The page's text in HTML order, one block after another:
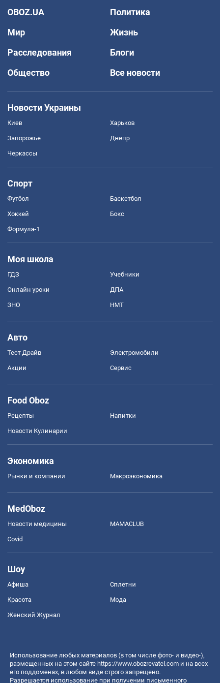
OBOZ.UA
Политика
Мир
Жизнь
Расследования
Блоги
Общество
Все новости
Новости Украины
Киев Харьков
Запорожье Днепр
Черкассы
Спорт
Футбол Баскетбол
Хоккей Бокс
Формула-1
Моя школа
ГДЗ Учебники
Онлайн уроки ДПА
ЗНО НМТ
Авто
Тест Драйв Электромобили
Акции Сервис
Food Oboz
Рецепты Напитки
Новости Кулинарии
Экономика
Рынки и компании Mакроэкономика
MedOboz
Новости медицины MAMACLUB
Covid
Шоу
Афиша Сплетни
Красота Мода
Женский Журнал
Использование любых материалов (в том числе фото- и видео-),
размещенных на этом сайте https://www.obozrevatel.com и на всех
его поддоменах, в любом виде строго запрещено.
Разрешается использование при получении письменного